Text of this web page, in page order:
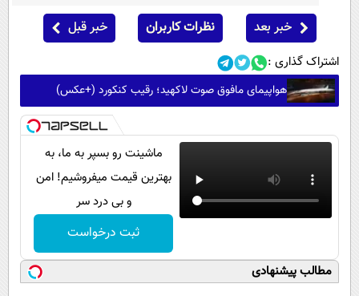
خبر بعد نظرات کاربران خبر قبل
اشتراک گذاری :
هواپیمای مافوق صوت لاکهید؛ رقیب کنکورد (+عکس)
ماشینت رو بسپر به ما، به
بهترین قیمت میفروشیم! امن
و بی درد سر
ثبت درخواست
مطالب پیشنهادی